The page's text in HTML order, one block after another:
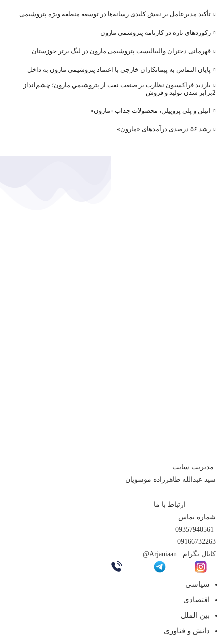
تأکید مدیرعامل بر نقش کلیدی رسانه‌ها در توسعه منطقه ویژه پتروشیمی
رکوردهای تازه در کارنامه پتروشمی مارون
قهرمانی دختران والیبالیست پتروشیمی مارون در لیگ برتر خوزستان
پایان التماس به پیمانکاران خارجی با اعتماد پتروشیمی مارون به داخل
بازديد فراکسيون نظارت بر صنعت نفت از پتروشيمي مارون؛ چشم‌انداز
2برابر شدن توليد و فروش
اتیلن و پلی پروپیلن، محصولات جذاب «مارون»
رشد ۵۶ درصدی درآمد‌های «مارون»
مدیریت سایت :
سید عبدالله طاهرزاده موسویان
ارتباط با ما
شماره تماس :
09166732263
کانال تگرام : Arjaniaan@
سیاسی
اقتصادی
بین الملل
دانش و فناوری